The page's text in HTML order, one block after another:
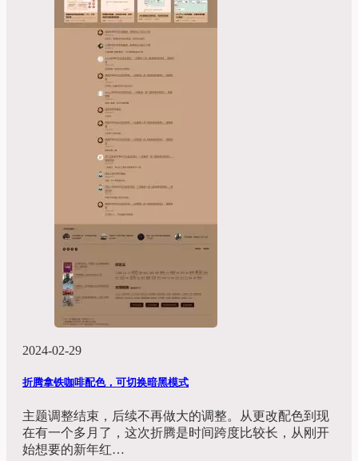
2024-02-29
折腾拿铁咖啡配色，可切换暗黑模式
主题调整结束，后续不再做大的调整。从更改配色到现
在有一个多月了，这次折腾是时间跨度比较长，从刚开
始想要的新年红…